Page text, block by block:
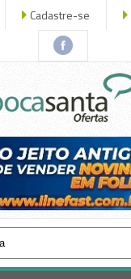
Cadastre-se